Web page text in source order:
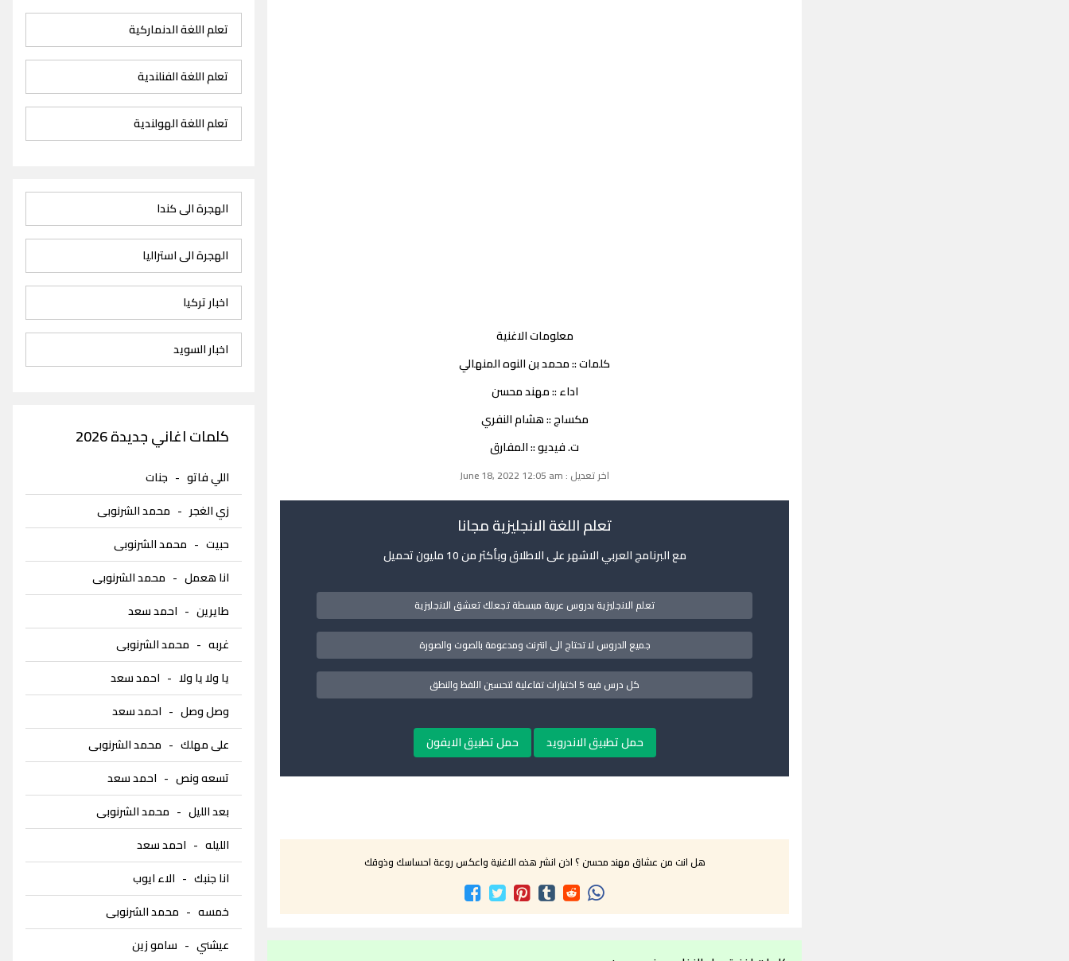
معلومات الاغنية
كلمات :: محمد بن النوه المنهالي
اداء :: مهند محسن
مكساج :: هشام النفري
ت. فيديو :: المفارق
اخر تعديل : June 18, 2022 12:05 am
تعلم اللغة الانجليزية مجانا
مع البرنامج العربي الاشهر على الاطلاق وبأكثر من 10 مليون تحميل
تعلم الانجليزية بدروس عربية مبسطة تجعلك تعشق الانجليزية
جميع الدروس لا تحتاج الى انترنت ومدعومة بالصوت والصورة
كل درس فيه 5 اختبارات تفاعلية لتحسين اللفظ والنطق
حمل تطبيق الاندرويد حمل تطبيق الايفون
هل انت من عشاق مهند محسن ؟ اذن انشر هذه الاغنية واعكس روعة احساسك وذوقك
تعلم اللغة الدنماركية
تعلم اللغة الفنلندية
تعلم اللغة الهولندية
الهجرة الى كندا
الهجرة الى استراليا
اخبار تركيا
اخبار السويد
كلمات اغاني جديدة 2026
اللي فاتو- جنات
زي الغجر - محمد الشرنوبى
حبيت- محمد الشرنوبى
انا هعمل- محمد الشرنوبى
طايرين- احمد سعد
غربه- محمد الشرنوبى
يا ولا يا ولا- احمد سعد
وصل وصل- احمد سعد
على مهلك- محمد الشرنوبى
تسعه ونص- احمد سعد
بعد الليل- محمد الشرنوبى
الليله- احمد سعد
انا جنبك- الاء ايوب
خمسه- محمد الشرنوبى
عيشني- سامو زين